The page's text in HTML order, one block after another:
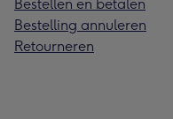
Bestellen en betalen
Bestelling annuleren
Retourneren